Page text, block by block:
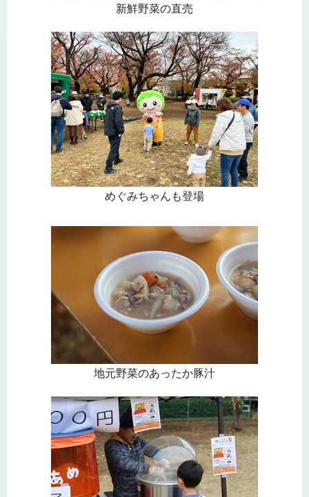
新鮮野菜の直売
めぐみちゃんも登場
地元野菜のあったか豚汁